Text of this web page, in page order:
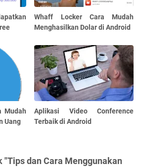
Whaff Locker Cara Mudah
Menghasilkan Dolar di Android
Mudah
Uang
Aplikasi Video Conference
Terbaik di Android
"Tips dan Cara Menggunakan